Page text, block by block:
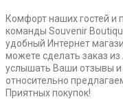
Комфорт наших гостей и
команды Souvenir
удобный Интернет
можете сделать заказ
услышать Ваши отзывы
относительно
Приятных покупок!